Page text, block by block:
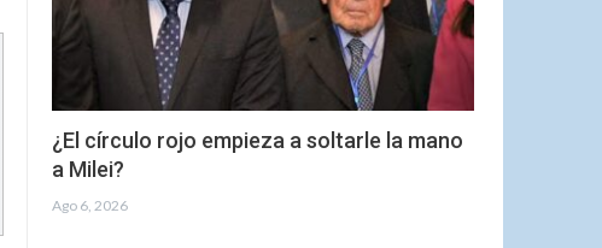
¿El círculo rojo empieza a soltarle la mano
a Milei?
Ago 6, 2026